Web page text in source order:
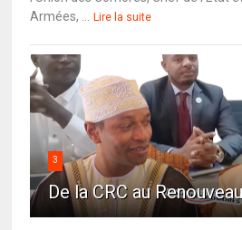
Armées, ...
Lire la suite
3
De la CRC au